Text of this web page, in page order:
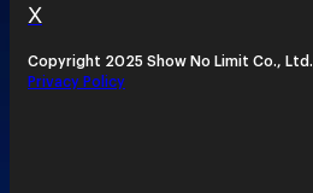
X
Copyright 2025 Show No Limit Co., Ltd.
Privacy Policy